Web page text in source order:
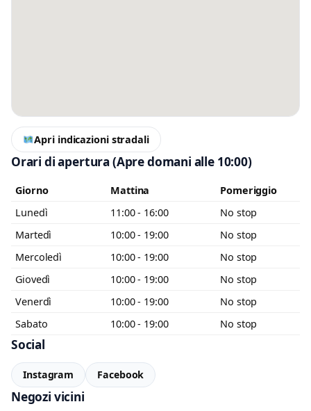
Apri indicazioni stradali
Orari di apertura(Apre domani alle 10:00)
Giorno Mattina
Pomeriggio
Lunedì
11:00 - 16:00
No stop
Martedì
10:00 - 19:00
No stop
Mercoledì
10:00 - 19:00
No stop
Giovedì
10:00 - 19:00
No stop
Venerdì
10:00 - 19:00
No stop
Sabato
10:00 - 19:00 No stop
Social
Instagram Facebook
Negozi vicini
Accetto l’informativa privacy
Minimo 20 caratteri
0 / 2000
Invia messaggio